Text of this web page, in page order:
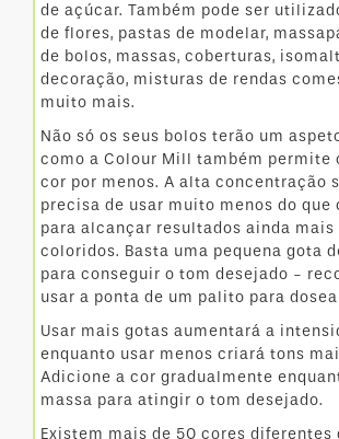
de açúcar. Também pode ser
de flores, pastas de modelar,
de bolos, massas, coberturas,
decoração, misturas de rendas
muito mais.
Não só os seus bolos terão um
como a Colour Mill também permite
cor por menos. A alta concentração
precisa de usar muito menos do que
para alcançar resultados ainda
coloridos. Basta uma pequena gota
para conseguir o tom desejado -
usar a ponta de um palito para
Usar mais gotas aumentará a
enquanto usar menos criará tons
Adicione a cor gradualmente
massa para atingir o tom desejado.
Existem mais de 50 cores diferentes